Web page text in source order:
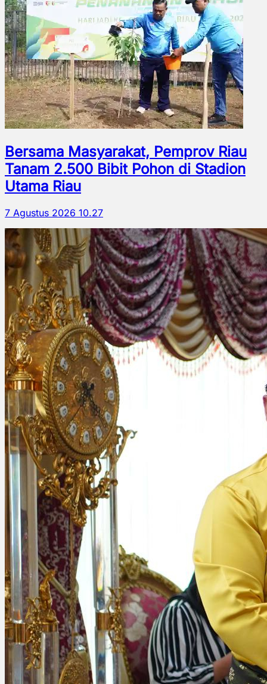
Bersama Masyarakat, Pemprov Riau
Tanam 2.500 Bibit Pohon di Stadion
Utama Riau
7 Agustus 2026 10.27